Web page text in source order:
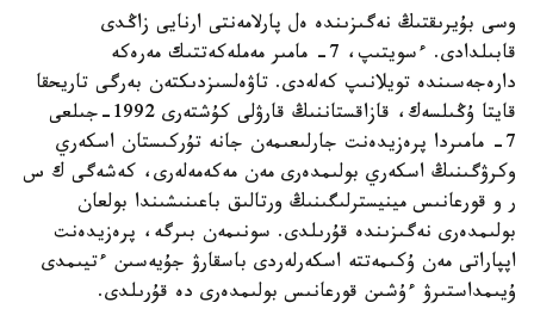
وسى بۇيرىقتىڭ نەگىزىندە ەل پارلامەنتى ارنايى زاڭدى
قابىلدادى. ءسويتىپ، 7- مامىر مەملەكەتتىك مەرەكە
دارەجەسىندە تويلانىپ كەلەدى. تاۋەلسىزدىكتەن بەرگى تاريحقا
قايتا ۇڭىلسەك، قازاقستاننىڭ قارۋلى كۇشتەرى 1992-جىلعى
7- مامىردا پرەزيدەنت جارلىعىمەن جانە تۇركىستان اسكەري
وكرۋگىنىڭ اسكەري بولىمدەرى مەن مەكەمەلەرى، كەشەگى ك س
ر و قورعانىس مينيسترلىگىنىڭ ورتالىق باعىنىشىندا بولعان
بولىمدەرى نەگىزىندە قۇرىلدى. سونىمەن بىرگە، پرەزيدەنت
اپپاراتى مەن ۇكىمەتتە اسكەرلەردى باسقارۋ جۇيەسىن ءتيىمدى
ۇيىمداستىرۋ ءۇشىن قورعانىس بولىمدەرى دە قۇرىلدى.